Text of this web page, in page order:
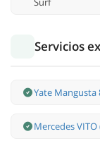
Servicios
Yate Mangusta
Mercedes VITO